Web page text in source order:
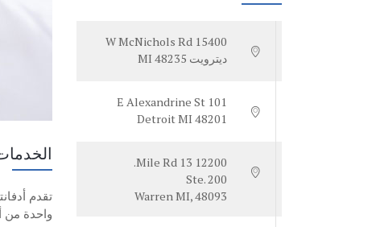
15400 W McNichols Rd
ديترويت MI 48235
101 E Alexandrine St
Detroit MI 48201
12200 13 Mile Rd.
Ste. 200
Warren MI, 48093
تقدم
واحدة من